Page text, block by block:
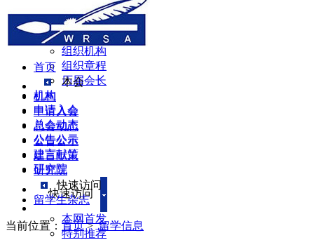
本会介绍
领导机构
理事会
组织机构
组织章程
历届会长
机构
申请入会
总会动态
公告公示
建言献策
研究院
快速访问
本网首发
特别推荐
首页
本会
机构
申请入会
总会动态
公告公示
建言献策
研究院
快速访问
留学生杂志
当前位置： 首页>留学信息